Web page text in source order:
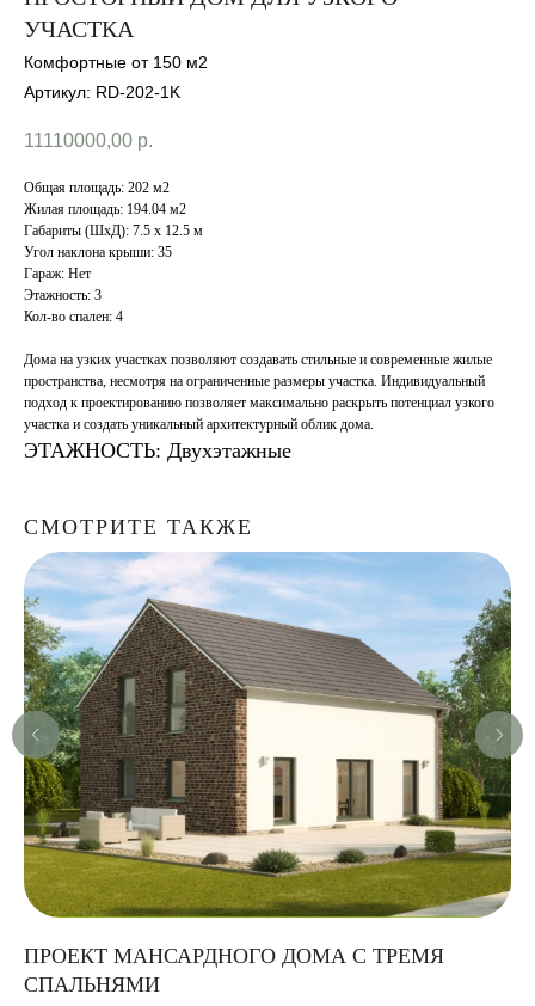
УЧАСТКА
Комфортные от 150 м2
Артикул: RD-202-1K
11110000,00 р.
Общая площадь: 202 м2
Жилая площадь: 194.04 м2
Габариты (ШхД): 7.5 x 12.5 м
Угол наклона крыши: 35
Гараж: Нет
Этажность: 3
Кол-во спален: 4
Дома на узких участках позволяют создавать стильные и современные жилые
пространства, несмотря на ограниченные размеры участка. Индивидуальный
подход к проектированию позволяет максимально раскрыть потенциал узкого
участка и создать уникальный архитектурный облик дома.
ЭТАЖНОСТЬ: Двухэтажные
СМОТРИТЕ ТАКЖЕ
ПРОЕКТ МАНСАРДНОГО ДОМА С ТРЕМЯ
СПАЛЬНЯМИ